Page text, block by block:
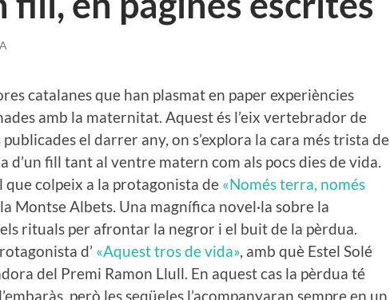
catalanes que han plasmat en paper experiències
amb la maternitat. Aquest és l’eix vertebrador de
publicades el darrer any, on s’explora la cara més trista de
d’un fill tant al ventre matern com als pocs dies de vida.
que colpeix a la protagonista de «Només terra, només
Montse Albets. Una magnífica novel·la sobre la
rituals per afrontar la negror i el buit de la pèrdua.
d’ «Aquest tros de vida», amb què Estel Solé
del Premi Ramon Llull. En aquest cas la pèrdua té
però les seqüeles l’acompanyaran sempre en un